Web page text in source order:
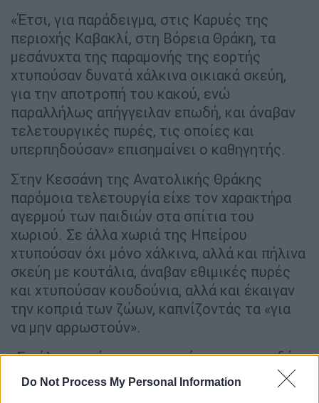
Do Not Process My Personal Information
«Έτσι, για παράδειγμα, στις Καρυές της
περιοχής Καβακλί, στη Βόρεια Θράκη, τα
μεσάνυχτα της παραμονής της εορτής
χτυπούσαν δυνατά χάλκινα οικιακά σκεύη,
για την αποτροπή του κακού, ενώ
παραλλήλως απήγγειλαν επωδή, και άναβαν
τελετουργικές πυρές, τις οποίες και
υπερπηδούσαν» επισημαίνει ο καθηγητής.
Στην Κεσσάνη της Ανατολικής Θράκης
παρόμοια τελετουργία είχε τον χαρακτήρα
αγερμού των παιδιών στα σπίτια του
χωριού. Σε άλλα χωριά της Ηπείρου
χτυπούσαν όχι μόνο χάλκινα, αλλά και πήλινα
σκεύη με κουτάλια, άναβαν εθιμικές πυρές
και χτυπούσαν κουδούνια, αλλά και έκαιγαν
την κοπριά των ζώων, καπνίζοντάς τα «για
να μην αρρωστούν».
«Σε όλες αυτές τις περιπτώσεις, οι επωδές
που απαγγέλλονταν, αποτελώντας